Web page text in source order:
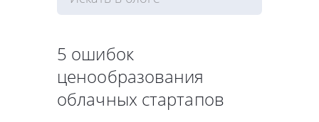
5 ошибок
ценообразования
облачных стартапов